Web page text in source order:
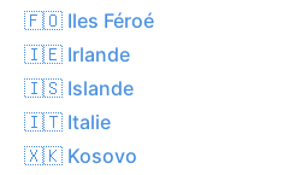
🇫🇴 Iles Féroé
🇮🇪 Irlande
🇮🇸 Islande
🇮🇹 Italie
🇽🇰 Kosovo